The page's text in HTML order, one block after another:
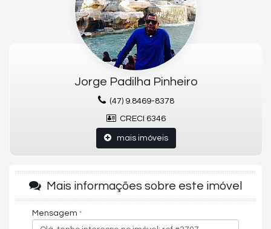
Mobiliado, Decorado e Equipado
3 dormitórios (1 Suíte Master, 2 suítes)
Churrasqueira a gás
Área total (m²) 253.55m²
EMPREENDIMENTO
ITENS ADICIONAIS EMPREENDIMENTO
Portaria 24h
Gás Central
Sala de Cinema
Espaço Massagem
Churrasqueira
Sauna úmida
Jorge Padilha Pinheiro
(47) 9.8469-8378
CRECI 6346
mais imóveis
Mais informações sobre este imóvel
Mensagem